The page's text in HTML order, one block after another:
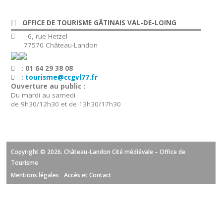
OFFICE DE TOURISME GÂTINAIS VAL-DE-LOING
6, rue Hetzel
77570 Château-Landon
: 01 64 29 38 08
: tourisme@ccgvl77.fr
Ouverture au public :
Du mardi au samedi
de 9h30/12h30 et de 13h30/17h30
Copyright © 2026. Château-Landon Cité médiévale – Office de
Tourisme
Mentions légales
Accès et Contact